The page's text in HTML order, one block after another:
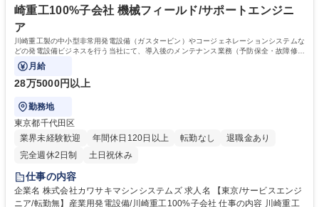
崎重工100%子会社 機械フィールド/サポートエンジニ
ア
川崎重工製の中小型非常用発電設備（ガスタービン）やコージェネレーションシステムな
どの発電設備ビジネスを行う当社にて、導入後のメンテナンス業務（予防保全・故障修
理）をお任せいたします。
月給
28万5000円以上
勤務地
東京都千代田区
業界未経験歓迎
年間休日120日以上 転勤なし
退職金あり
完全週休2日制
土日祝休み
仕事の内容
企業名 株式会社カワサキマシンシステムズ 求人名 【東京/サービスエンジ
ニア/転勤無】産業用発電設備/川崎重工100%子会社 仕事の内容 川崎重工